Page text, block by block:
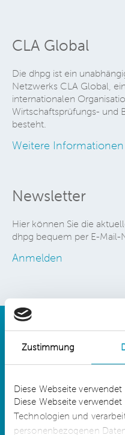
Zustimmung
Diese Webseite verwendet
Diese Webseite
Technologien und
personenbezogenen
CLA Global
Die dhpg ist ein
Netzwerks CLA Global,
internationalen
Wirtschaftsprüfungs- und
besteht.
Weitere Informationen
Newsletter
Hier können Sie die
dhpg bequem per E-Mail-
Anmelden
dhpg is an independent
CLA Global. See